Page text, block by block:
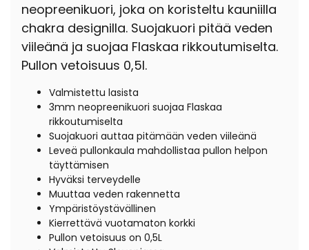
neopreenikuori, joka on koristeltu kauniilla
chakra designilla. Suojakuori pitää veden
viileänä ja suojaa Flaskaa rikkoutumiselta.
Pullon vetoisuus 0,5l.
Valmistettu lasista
3mm neopreenikuori suojaa Flaskaa
rikkoutumiselta
Suojakuori auttaa pitämään veden viileänä
Leveä pullonkaula mahdollistaa pullon helpon
täyttämisen
Hyväksi terveydelle
Muuttaa veden rakennetta
Ympäristöystävällinen
Kierrettävä vuotamaton korkki
Pullon vetoisuus on 0,5L